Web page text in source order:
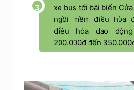
xe bus tới bãi biển
ngồi mềm điều hòa
điều hòa dao
200.000đ đến